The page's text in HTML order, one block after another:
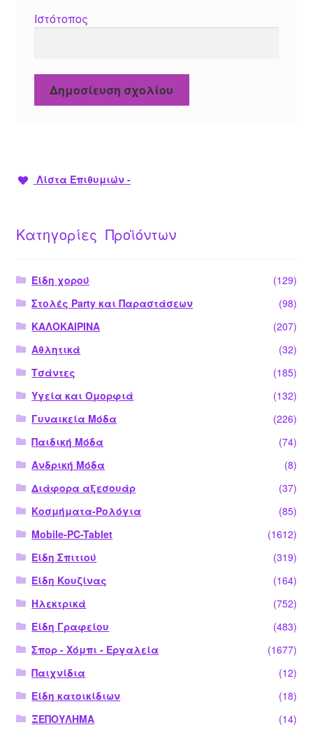
Ιστότοπος
Λίστα Επιθυμιών -
Κατηγορίες Προϊόντων
Είδη χορού
(129)
Στολές Party και Παραστάσεων
(98)
ΚΑΛΟΚΑΙΡΙΝΑ
(207)
Αθλητικά
(32)
Τσάντες
(185)
Υγεία και Ομορφιά
(132)
Γυναικεία Μόδα
(226)
Παιδική Μόδα
(74)
Ανδρική Μόδα
(8)
Διάφορα αξεσουάρ
(37)
Κοσμήματα-Ρολόγια
(85)
Mobile-PC-Tablet
(1612)
Είδη Σπιτιού
(319)
Είδη Κουζίνας
(164)
Ηλεκτρικά
(752)
Είδη Γραφείου
(483)
Σπορ - Χόμπι - Εργαλεία
(1677)
Παιχνίδια
(12)
Είδη κατοικίδιων
(18)
ΞΕΠΟΥΛΗΜΑ
(14)